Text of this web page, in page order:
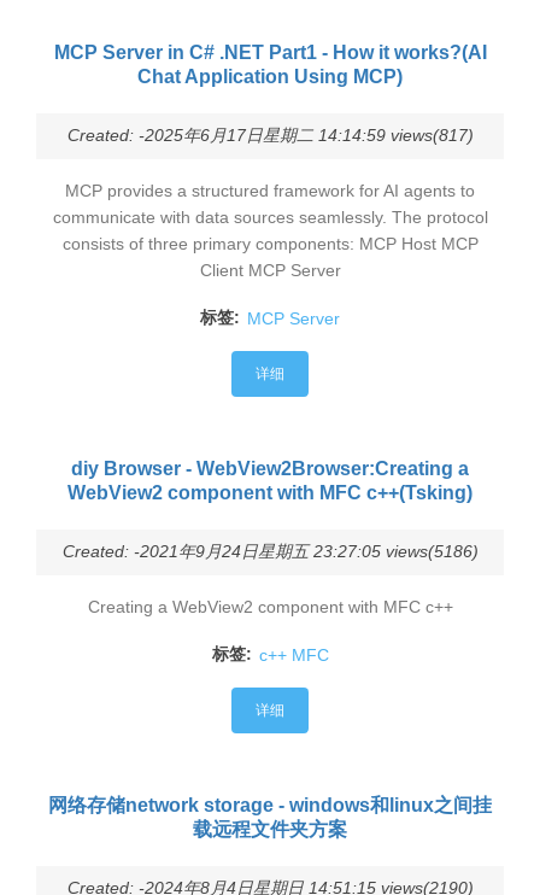
MCP Server in C# .NET Part1 - How it works?(AI
Chat Application Using MCP)
Created: -2025年6月17日星期二 14:14:59 views(817)
MCP provides a structured framework for AI agents to
communicate with data sources seamlessly. The protocol
consists of three primary components: MCP Host MCP
Client MCP Server
标签: MCP Server
详细
diy Browser - WebView2Browser:Creating a
WebView2 component with MFC c++(Tsking)
Created: -2021年9月24日星期五 23:27:05 views(5186)
Creating a WebView2 component with MFC c++
标签: c++ MFC
详细
网络存储network storage - windows和linux之间挂
载远程文件夹方案
Created: -2024年8月4日星期日 14:51:15 views(2190)